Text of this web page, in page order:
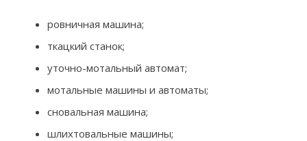
ровничная машина;
ткацкий станок;
уточно-мотальный автомат;
мотальные машины и автоматы;
сновальная машина;
шлихтовальные машины;